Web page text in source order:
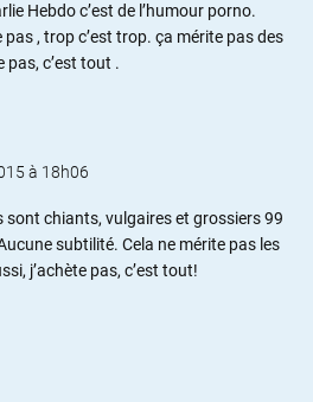
Hebdo c’est de l’humour porno.
pas , trop c’est trop. ça mérite pas des
pas, c’est tout .
à 18h06
sont chiants, vulgaires et grossiers 99
subtilité. Cela ne mérite pas les
j’achète pas, c’est tout!